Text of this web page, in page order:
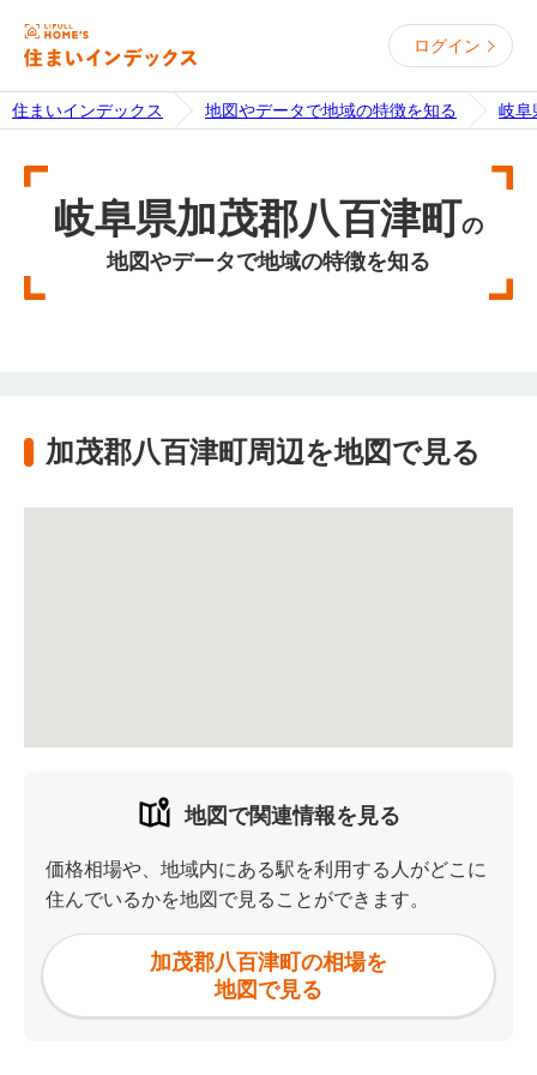
ログイン
住まいインデックス 地図やデータで地域の特徴を知る 岐阜
岐阜県加茂郡八百津町の
地図やデータで地域の特徴を知る
加茂郡八百津町周辺を地図で見る
地図で関連情報を見る
価格相場や、地域内にある駅を利用する人がどこに
住んでいるかを地図で見ることができます。
加茂郡八百津町の相場を
地図で見る